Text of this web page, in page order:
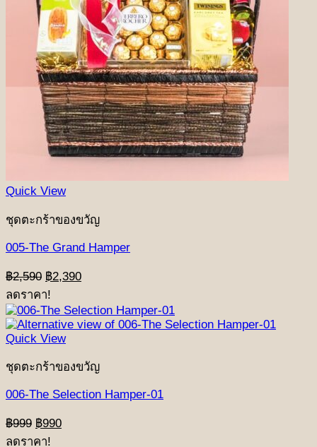
Quick View
ชุดตะกร้าของขวัญ
005-The Grand Hamper
฿2,590 Original
was:
฿2,590.
฿2,390Current
฿2,390.
ลดราคา!
Quick View
ชุดตะกร้าของขวัญ
006-The Selection Hamper-01
฿999 Original
price
฿990Current
ลดราคา!